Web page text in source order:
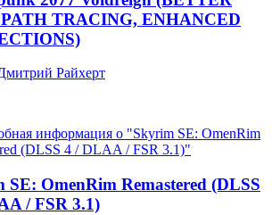
TRACING, ENHANCED
Райхерт
SE: OmenRim Remastered (DLSS
/ FSR 3.1)